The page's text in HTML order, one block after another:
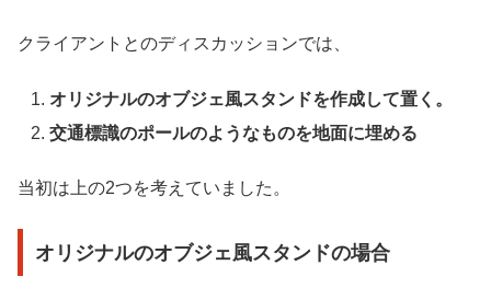
クライアントとのディスカッションでは、
オリジナルのオブジェ風スタンドを作成して置く。
交通標識のポールのようなものを地面に埋める
当初は上の2つを考えていました。
オリジナルのオブジェ風スタンドの場合